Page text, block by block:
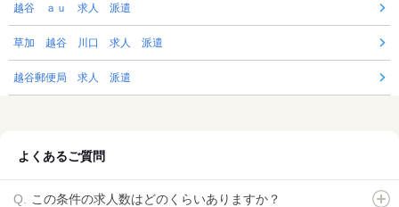
越谷 ａｕ 求人 派遣
草加 越谷 川口 求人 派遣
越谷郵便局 求人 派遣
よくあるご質問
この条件の求人数はどのくらいありますか？